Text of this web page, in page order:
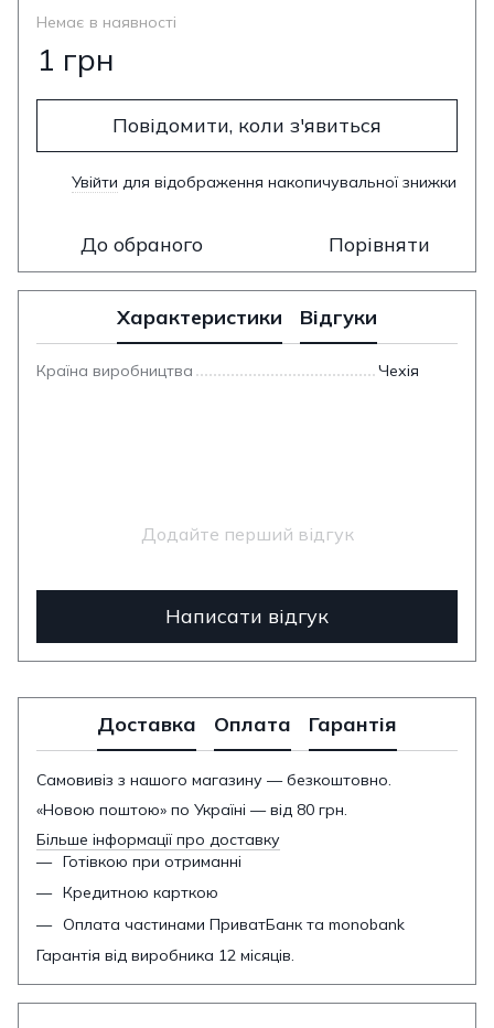
Немає в наявності
1 грн
Повідомити, коли з'явиться
Увійти для відображення накопичувальної знижки
До обраного Порівняти
Характеристики Відгуки
Країна виробництва Чехія
Додайте перший відгук
Написати відгук
Доставка Оплата Гарантія
Самовивіз з нашого магазину — безкоштовно.
«Новою поштою» по Україні — від 80 грн.
Більше інформації про доставку
Готівкою при отриманні
Кредитною карткою
Оплата частинами ПриватБанк та monobank
Гарантія від виробника 12 місяців.